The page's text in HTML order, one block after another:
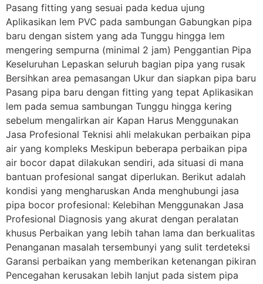
Pasang fitting yang sesuai pada kedua ujung
Aplikasikan lem PVC pada sambungan Gabungkan pipa
baru dengan sistem yang ada Tunggu hingga lem
mengering sempurna (minimal 2 jam) Penggantian Pipa
Keseluruhan Lepaskan seluruh bagian pipa yang rusak
Bersihkan area pemasangan Ukur dan siapkan pipa baru
Pasang pipa baru dengan fitting yang tepat Aplikasikan
lem pada semua sambungan Tunggu hingga kering
sebelum mengalirkan air Kapan Harus Menggunakan
Jasa Profesional Teknisi ahli melakukan perbaikan pipa
air yang kompleks Meskipun beberapa perbaikan pipa
air bocor dapat dilakukan sendiri, ada situasi di mana
bantuan profesional sangat diperlukan. Berikut adalah
kondisi yang mengharuskan Anda menghubungi jasa
pipa bocor profesional: Kelebihan Menggunakan Jasa
Profesional Diagnosis yang akurat dengan peralatan
khusus Perbaikan yang lebih tahan lama dan berkualitas
Penanganan masalah tersembunyi yang sulit terdeteksi
Garansi perbaikan yang memberikan ketenangan pikiran
Pencegahan kerusakan lebih lanjut pada sistem pipa